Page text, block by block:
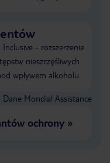
- rozszerzenie
nieszczęśliwych
wpływem alkoholu
Dane Mondial Assistance
ochrony»